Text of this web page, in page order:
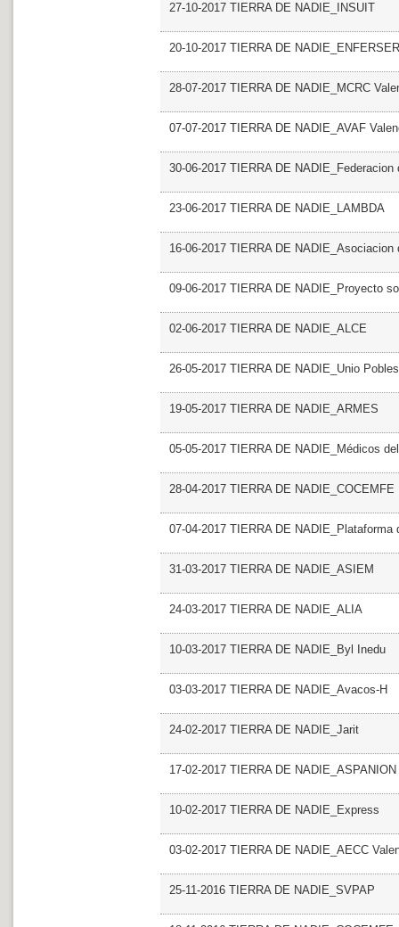
27-10-2017 TIERRA DE NADIE_INSUIT
20-10-2017 TIERRA DE NADIE_ENFERSER
28-07-2017 TIERRA DE NADIE_MCRC
07-07-2017 TIERRA DE NADIE_AVAF
30-06-2017 TIERRA DE
23-06-2017 TIERRA DE NADIE_LAMBDA
16-06-2017 TIERRA DE
09-06-2017 TIERRA DE NADIE_Proyecto
02-06-2017 TIERRA DE NADIE_ALCE
26-05-2017 TIERRA DE NADIE_Unio
19-05-2017 TIERRA DE NADIE_ARMES
05-05-2017 TIERRA DE NADIE_Médicos
28-04-2017 TIERRA DE NADIE_COCEMFE
07-04-2017 TIERRA DE
31-03-2017 TIERRA DE NADIE_ASIEM
24-03-2017 TIERRA DE NADIE_ALIA
10-03-2017 TIERRA DE NADIE_Byl Inedu
03-03-2017 TIERRA DE NADIE_Avacos-H
24-02-2017 TIERRA DE NADIE_Jarit
17-02-2017 TIERRA DE NADIE_ASPANION
10-02-2017 TIERRA DE NADIE_Express
03-02-2017 TIERRA DE NADIE_AECC
25-11-2016 TIERRA DE NADIE_SVPAP